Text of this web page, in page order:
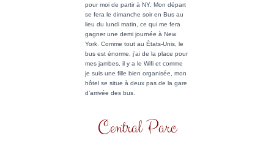
pour moi de partir à NY. Mon départ
se fera le dimanche soir en Bus au
lieu du lundi matin, ce qui me fera
gagner une demi journée à New
York. Comme tout au États-Unis, le
bus est énorme, j’ai de la place pour
mes jambes, il y a le Wifi et comme
je suis une fille bien organisée, mon
hôtel se situe à deux pas de la gare
d’arrivée des bus.
Central Parc